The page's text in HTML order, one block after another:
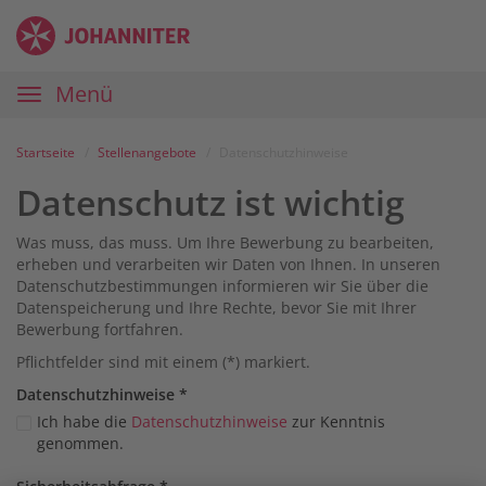
Zum
Inhalt
Anmelden
Zur
Navigation
Zur
Startseite
Karriereportal
Johanniter
Hauptnavigation
Menü
Startseite Stellenangebote
Datenschutz ist wichtig
Was muss, das muss. Um Ihre Bewerbung zu bearbeiten,
erheben und verarbeiten wir Daten von Ihnen. In unseren
Datenschutzbestimmungen informieren wir Sie über die
Datenspeicherung und Ihre Rechte, bevor Sie mit Ihrer
Bewerbung fortfahren.
Pflichtfelder sind mit einem (*) markiert.
Datenschutz­hinweise *
Ich habe die Datenschutzhinweise zur Kenntnis
genommen.